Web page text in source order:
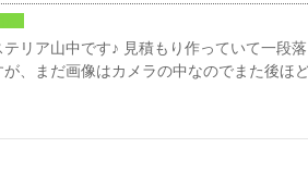
リア山中です♪ 見積もり作っていて一段
、まだ画像はカメラの中なのでまた後ほ